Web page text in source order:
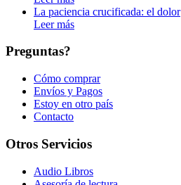
La paciencia crucificada: el dolor
Leer más
Preguntas?
Cómo comprar
Envíos y Pagos
Estoy en otro país
Contacto
Otros Servicios
Audio Libros